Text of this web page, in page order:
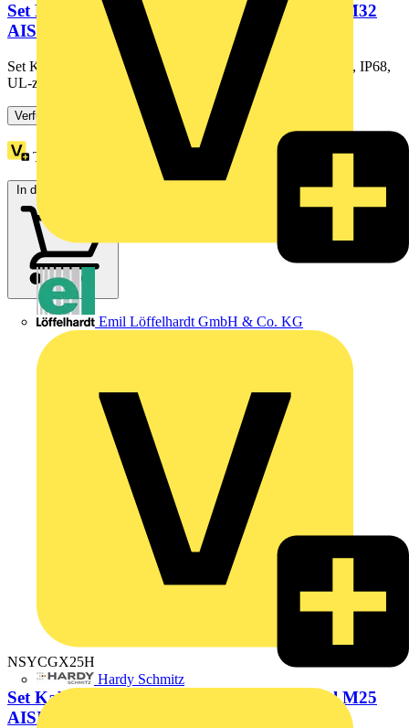
Emil Löffelhardt GmbH & Co. KG
Hardy Schmitz
Set Kabelverschraubung + Mutter Edelstahl M32
AISI316L, IP68,...
Set Kabelverschraubung + Mutter Edelstahl M32 AISI316L, IP68,
UL-zertifiziert.
Verfügbar: 1 Händler
Treuepunkte:
In den Warenkorb
NSYCGX25H
Set Kabelverschraubung + Mutter Edelstahl M25
AISI316L, IP68,...